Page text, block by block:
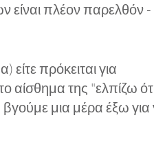
πλέον παρελθόν -
πρόκειται για
αίσθημα της "ελπίζω
βγούμε μια μέρα έξω για